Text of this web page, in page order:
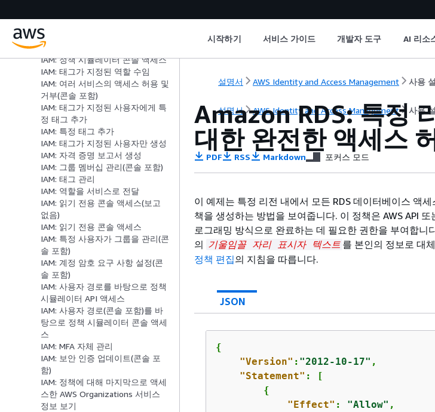
시작하기 서비스 가이드 개발자 도구 AI 리소
IAM: 정책 시뮬레이터 API에 액세
스
IAM: 정책 시뮬레이터 콘솔 액세스
IAM: 태그가 지정된 역할 수임
IAM: 여러 서비스의 액세스 허용 및
거부(콘솔 포함)
IAM: 태그가 지정된 사용자에게 특
정 태그 추가
IAM: 특정 태그 추가
IAM: 태그가 지정된 사용자만 생성
IAM: 자격 증명 보고서 생성
IAM: 그룹 멤버십 관리(콘솔 포함)
IAM: 태그 관리
IAM: 역할을 서비스로 전달
IAM: 읽기 전용 콘솔 액세스(보고
없음)
IAM: 읽기 전용 콘솔 액세스
IAM: 특정 사용자가 그룹을 관리(콘
솔 포함)
IAM: 계정 암호 요구 사항 설정(콘
솔 포함)
IAM: 사용자 경로를 바탕으로 정책
시뮬레이터 API 액세스
IAM: 사용자 경로(콘솔 포함)를 바
탕으로 정책 시뮬레이터 콘솔 액세
스
IAM: MFA 자체 관리
IAM: 보안 인증 업데이트(콘솔 포
함)
IAM: 정책에 대해 마지막으로 액세
스한 AWS Organizations 서비스
정보 보기
설명서 AWS Identity and Access Management 사용
설명서 AWS Identity and Access Management 사용
Amazon RDS: 특정
대한 완전한 액세스
PDF RSS Markdown 포커스 모드
이 예제는 특정 리전 내에서 모든 RDS 데이터베이스 액
책을 생성하는 방법을 보여줍니다. 이 정책은 AWS API
로그래밍 방식으로 완료하는 데 필요한 권한을 부여합니
의 기울임꼴 자리 표시자 텍스트 를 본인의 정보로 대
정책 편집의 지침을 따릅니다.
JSON
{
"Version" : "2012-10-17" ,
"Statement" : [
{
"Effect" : "Allow" ,